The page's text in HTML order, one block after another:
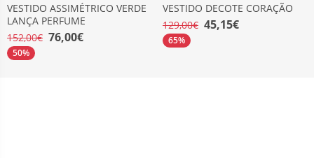
VESTIDO ASSIMÉTRICO VERDE
LANÇA PERFUME
152,00€ 76,00€
50%
VESTIDO DECOTE CORAÇÃO
129,00€ 45,15€
65%